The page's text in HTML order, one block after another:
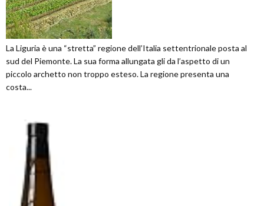
La Liguria è una “stretta” regione dell’Italia settentrionale posta al
sud del Piemonte. La sua forma allungata gli da l’aspetto di un
piccolo archetto non troppo esteso. La regione presenta una
costa...